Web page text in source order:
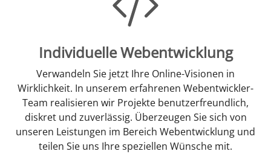
Individuelle Webentwicklung
Verwandeln Sie jetzt Ihre Online-Visionen in
Wirklichkeit. In unserem erfahrenen Webentwickler-
Team realisieren wir Projekte benutzerfreundlich,
diskret und zuverlässig. Überzeugen Sie sich von
unseren Leistungen im Bereich Webentwicklung und
teilen Sie uns Ihre speziellen Wünsche mit.